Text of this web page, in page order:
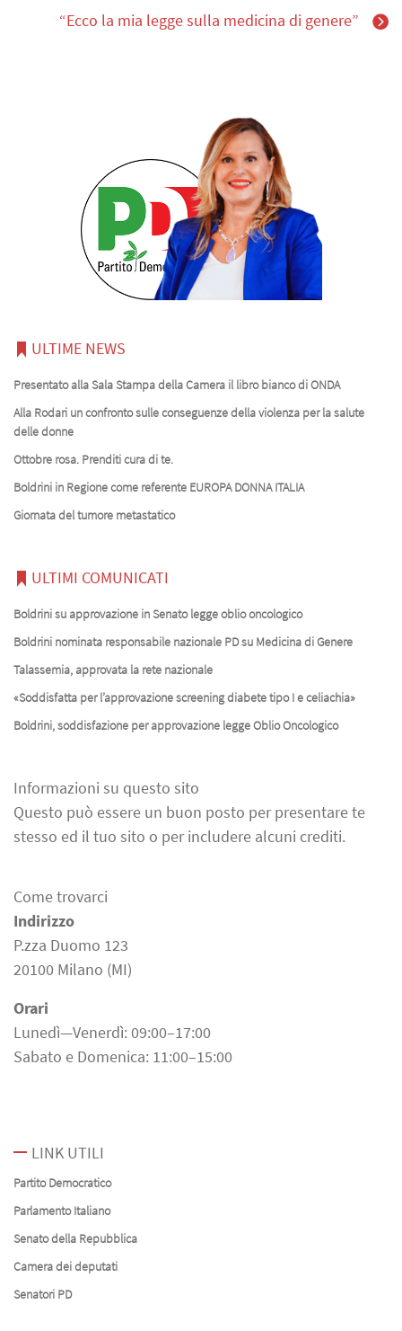
“Ecco la mia legge sulla medicina di genere”
ULTIME NEWS
Presentato alla Sala Stampa della Camera il libro bianco di ONDA
Alla Rodari un confronto sulle conseguenze della violenza per la salute
delle donne
Ottobre rosa. Prenditi cura di te.
Boldrini in Regione come referente EUROPA DONNA ITALIA
Giornata del tumore metastatico
ULTIMI COMUNICATI
Boldrini su approvazione in Senato legge oblio oncologico
Boldrini nominata responsabile nazionale PD su Medicina di Genere
Talassemia, approvata la rete nazionale
«Soddisfatta per l’approvazione screening diabete tipo I e celiachia»
Boldrini, soddisfazione per approvazione legge Oblio Oncologico
Informazioni su questo sito
Questo può essere un buon posto per presentare te
stesso ed il tuo sito o per includere alcuni crediti.
Come trovarci
Indirizzo
P.zza Duomo 123
20100 Milano (MI)
Orari
Lunedì—Venerdì: 09:00–17:00
Sabato e Domenica: 11:00–15:00
LINK UTILI
Partito Democratico
Parlamento Italiano
Senato della Repubblica
Camera dei deputati
Senatori PD